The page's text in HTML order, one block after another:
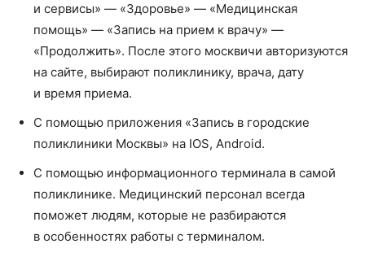
и сервисы» — «Здоровье» — «Медицинская
помощь» — «Запись на прием к врачу» —
«Продолжить». После этого москвичи авторизуются
на сайте, выбирают поликлинику, врача, дату
и время приема.
С помощью приложения «Запись в городские
поликлиники Москвы» на IOS, Android.
С помощью информационного терминала в самой
поликлинике. Медицинский персонал всегда
поможет людям, которые не разбираются
в особенностях работы с терминалом.